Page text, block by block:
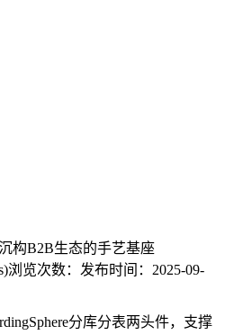
构B2B生态的手艺基座
浏览次数： 发布时间： 2025-09-
分库分表两头件，支撑